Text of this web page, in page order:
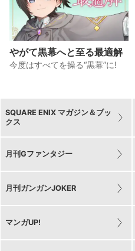
やがて黒幕へと至る最適解
今度はすべてを操る“黒幕”に!
SQUARE ENIX マガジン＆ブッ
クス
月刊Gファンタジー
月刊ガンガンJOKER
マンガUP!